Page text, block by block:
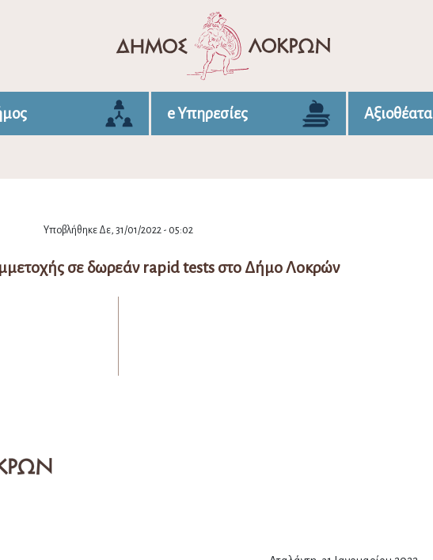
e Υπηρεσίες Αξιοθέατα
Υποβλήθηκε Δε, 31/01/2022 - 05:02
σε δωρεάν rapid tests στο Δήμο Λοκρών